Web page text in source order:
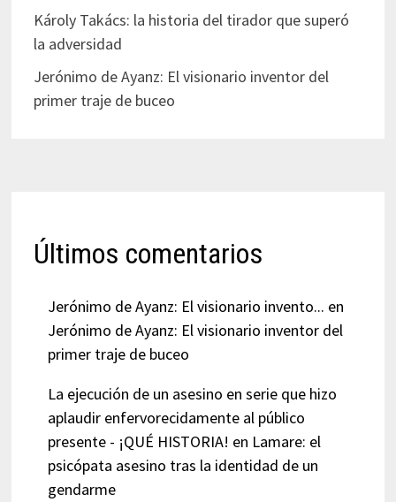
Károly Takács: la historia del tirador que superó
la adversidad
Jerónimo de Ayanz: El visionario inventor del
primer traje de buceo
Últimos comentarios
Jerónimo de Ayanz: El visionario invento... en
Jerónimo de Ayanz: El visionario inventor del
primer traje de buceo
La ejecución de un asesino en serie que hizo
aplaudir enfervorecidamente al público
presente - ¡QUÉ HISTORIA! en Lamare: el
psicópata asesino tras la identidad de un
gendarme